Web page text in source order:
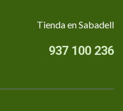
Tienda en Sabadell
937 100 236